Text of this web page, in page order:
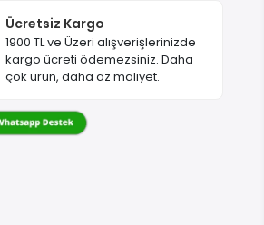
Ücretsiz Kargo
1900 TL ve Üzeri alışverişlerinizde
kargo ücreti ödemezsiniz. Daha
çok ürün, daha az maliyet.